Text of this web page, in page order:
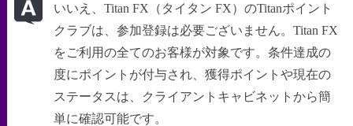
いいえ、Titan FX（タイタン FX）のTitanポイント
クラブは、参加登録は必要ございません。Titan FX
をご利用の全てのお客様が対象です。条件達成の
度にポイントが付与され、獲得ポイントや現在の
ステータスは、クライアントキャビネットから簡
単に確認可能です。